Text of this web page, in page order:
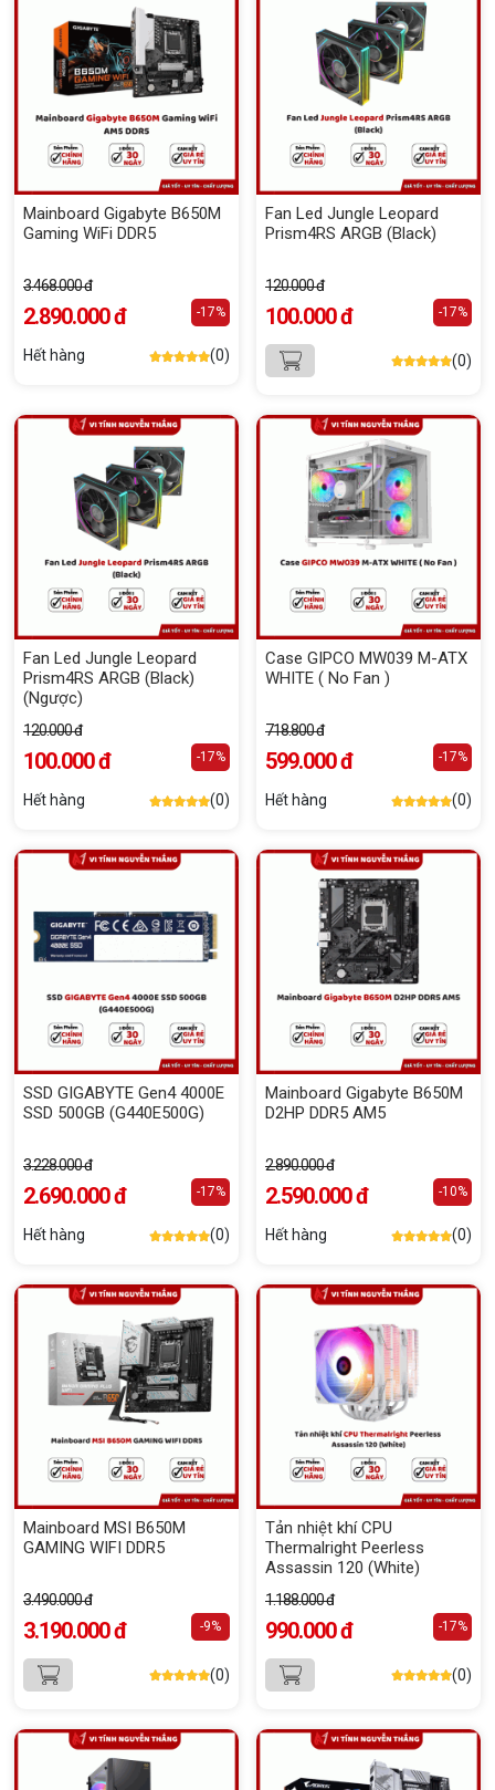
Mainboard Gigabyte B650M
Gaming WiFi DDR5
3.468.000 đ
2.890.000 đ -17%
Hết hàng (0)
Fan Led Jungle Leopard
Prism4RS ARGB (Black)
120.000 đ
100.000 đ -17%
(0)
Fan Led Jungle Leopard
Prism4RS ARGB (Black)
(Ngược)
120.000 đ
100.000 đ -17%
Hết hàng (0)
Case GIPCO MW039 M-ATX
WHITE ( No Fan )
718.800 đ
599.000 đ -17%
Hết hàng (0)
SSD GIGABYTE Gen4 4000E
SSD 500GB (G440E500G)
3.228.000 đ
2.690.000 đ -17%
Hết hàng (0)
Mainboard Gigabyte B650M
D2HP DDR5 AM5
2.890.000 đ
2.590.000 đ -10%
Hết hàng (0)
Mainboard MSI B650M
GAMING WIFI DDR5
3.490.000 đ
3.190.000 đ -9%
(0)
Tản nhiệt khí CPU
Thermalright Peerless
Assassin 120 (White)
1.188.000 đ
990.000 đ -17%
(0)